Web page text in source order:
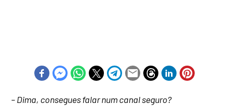
– Dima, consegues falar num canal seguro?